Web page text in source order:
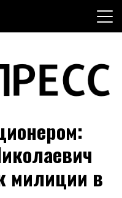
новости"
милиции в